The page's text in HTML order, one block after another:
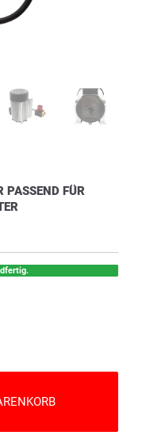
PASSEND FÜR